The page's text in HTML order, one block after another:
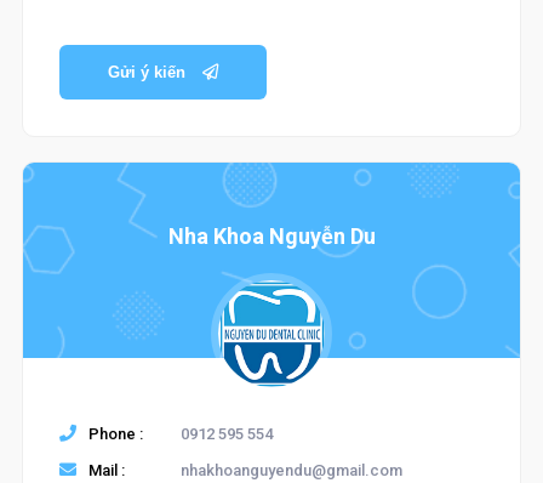
Gửi ý kiến
Nha Khoa Nguyễn Du
Phone :
0912 595 554
Mail :
nhakhoanguyendu@gmail.com